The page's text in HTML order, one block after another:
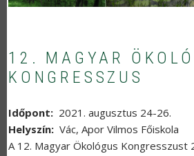
12. MAGYAR
KONGRESSZUS
Időpont
2021. augusztus 24-26.
Helyszín Vác, Apor Vilmos Főiskola
A 12. Magyar Ökológus Kongresszust